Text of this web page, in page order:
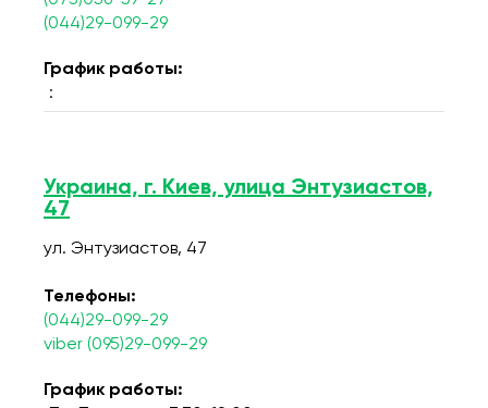
(044)29-099-29
График работы:
:
Украина, г. Киев, улица Энтузиастов,
47
ул. Энтузиастов, 47
Телефоны:
(044)29-099-29
viber (095)29-099-29
График работы: